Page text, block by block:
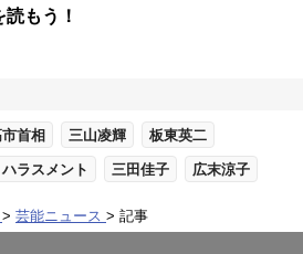
もう！
首相 三山凌輝 板東英二
ハラスメント 三田佳子 広末涼子
芸能ニュース 記事